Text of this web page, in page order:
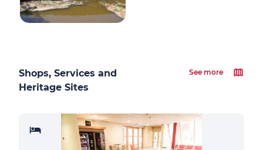
Shops, Services and
Heritage Sites
See more